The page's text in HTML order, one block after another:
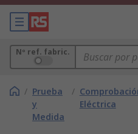
Nº ref. fabric.
/ Prueba
y
Medida
/
Eléctrica